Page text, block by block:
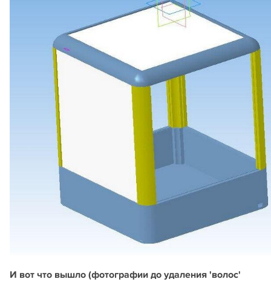
И вот что вышло (фотографии до удаления 'волос'